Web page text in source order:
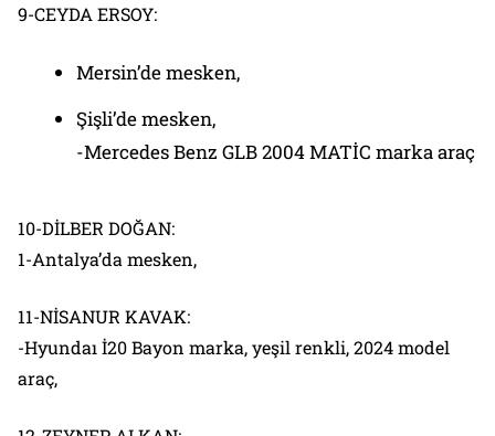
9-CEYDA ERSOY:
Mersin’de mesken,
Şişli’de mesken,
-Mercedes Benz GLB 2004 MATİC marka araç
10-DİLBER DOĞAN:
1-Antalya’da mesken,
11-NİSANUR KAVAK:
-Hyundaı İ20 Bayon marka, yeşil renkli, 2024 model
araç,